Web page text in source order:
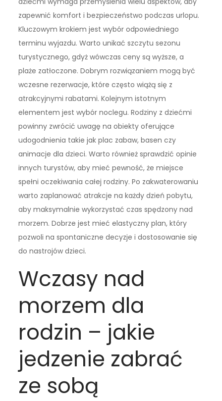
zapewnić komfort i bezpieczeństwo podczas urlopu.
Kluczowym krokiem jest wybór odpowiedniego
terminu wyjazdu. Warto unikać szczytu sezonu
turystycznego, gdyż wówczas ceny są wyższe, a
plaże zatłoczone. Dobrym rozwiązaniem mogą być
wczesne rezerwacje, które często wiążą się z
atrakcyjnymi rabatami. Kolejnym istotnym
elementem jest wybór noclegu. Rodziny z dziećmi
powinny zwrócić uwagę na obiekty oferujące
udogodnienia takie jak plac zabaw, basen czy
animacje dla dzieci. Warto również sprawdzić opinie
innych turystów, aby mieć pewność, że miejsce
spełni oczekiwania całej rodziny. Po zakwaterowaniu
warto zaplanować atrakcje na każdy dzień pobytu,
aby maksymalnie wykorzystać czas spędzony nad
morzem. Dobrze jest mieć elastyczny plan, który
pozwoli na spontaniczne decyzje i dostosowanie się
do nastrojów dzieci.
Wczasy nad
morzem dla
rodzin – jakie
jedzenie zabrać
ze sobą